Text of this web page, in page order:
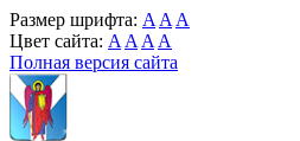
Размер шрифта: A A A
Цвет сайта: A A A A
Полная версия сайта